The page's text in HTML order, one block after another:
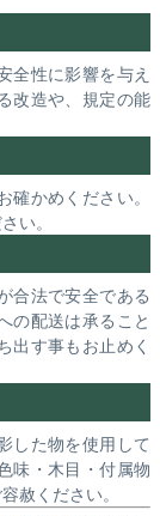
全性に影響を与え
改造や、規定の能
かめください。
い。
合法で安全である
の配送は承ること
出す事もお止めく
した物を使用して
味・木目・付属物
赦ください。